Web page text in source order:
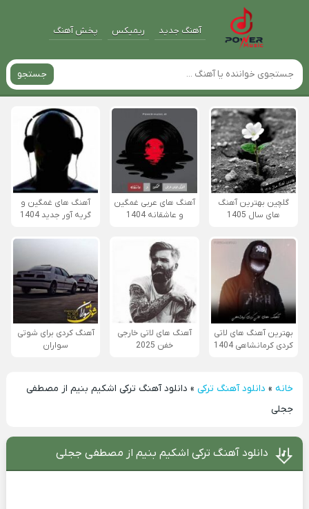
آهنگ جدید ریمیکس پخش آهنگ
جستجو
گلچین بهترین آهنگ
های سال 1405
آهنگ های عربی غمگین
و عاشقانه 1404
آهنگ های غمگین و
گریه آور جدید 1404
بهترین آهنگ های لاتی
کردی کرمانشاهی 1404
آهنگ های لاتی خارجی
خفن 2025
آهنگ کردی برای شوتی
سواران
خانه» دانلود آهنگ ترکی» دانلود آهنگ ترکی اشکیم بنیم از مصطفی
ججلی
دانلود آهنگ ترکی اشکیم بنیم از مصطفی ججلی